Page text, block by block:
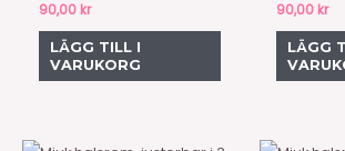
90,00 kr
LÄGG TILL I
VARUKORG
90,00 kr
LÄGG